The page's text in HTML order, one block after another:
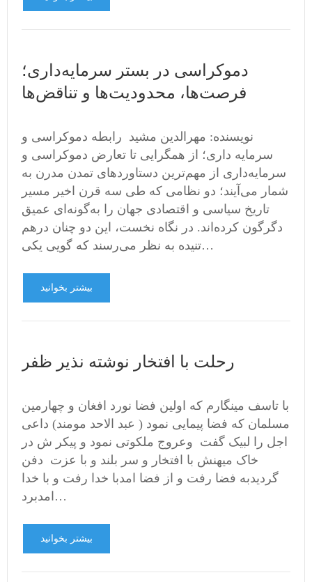
دموکراسی در بستر سرمایه‌داری؛
فرصت‌ها، محدودیت‌ها و تناقض‌ها
نویسنده: مهرالدین مشید رابطه دموکراسی و
سرمایه داری؛ از همگرایی تا تعارض دموکراسی و
سرمایه‌داری از مهم‌ترین دستاوردهای تمدن مدرن به
شمار می‌آیند؛ دو نظامی که طی سه قرن اخیر مسیر
تاریخ سیاسی و اقتصادی جهان را به‌گونه‌ای عمیق
دگرگون کرده‌اند. در نگاه نخست، این دو چنان درهم
تنیده به نظر می‌رسند که گویی یکی…
بیشتر بخوانید
رحلت با افتخار نوشته نذیر ظفر
با تاسف مینگارم که اولین فضا نورد افغان و چهارمین
مسلمان که فضا پیمایی نمود ( عبد الاحد مومند) داعی
اجل را لبیک گفت وعروج ملکوتی نمود و پیکر ش در
خاک میهنش با افتخار و سر بلند و با عزت دفن
گردیدبه فضا رفت و از فضا امدبا خدا رفت و با خدا
امدبرد…
بیشتر بخوانید